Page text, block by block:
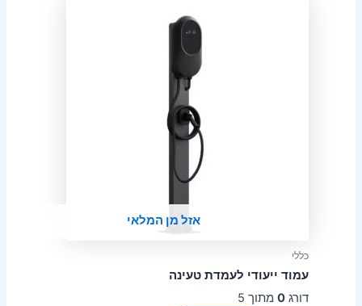
אזל מן המלאי
כללי
עמוד ייעודי לעמדת טעינה
דורג0 מתוך 5